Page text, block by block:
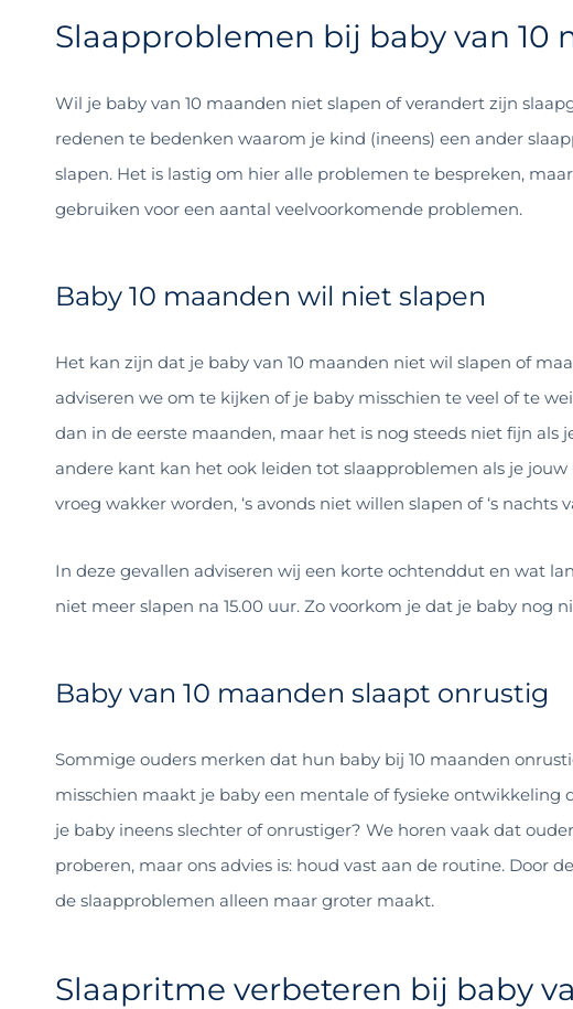
Slaapproblemen bij baby van 10
Wil je baby van 10 maanden niet slapen of verandert zijn
redenen te bedenken waarom je kind (ineens) een ander
slapen. Het is lastig om hier alle problemen te bespreken,
gebruiken voor een aantal veelvoorkomende problemen.
Baby 10 maanden wil niet slapen
Het kan zijn dat je baby van 10 maanden niet wil slapen of
adviseren we om te kijken of je baby misschien te veel of te
dan in de eerste maanden, maar het is nog steeds niet fijn als
andere kant kan het ook leiden tot slaapproblemen als je
vroeg wakker worden, ‘s avonds niet willen slapen of ‘s nachts
In deze gevallen adviseren wij een korte ochtenddut en wat
niet meer slapen na 15.00 uur. Zo voorkom je dat je baby nog
Baby van 10 maanden slaapt onrustig
Sommige ouders merken dat hun baby bij 10 maanden
misschien maakt je baby een mentale of fysieke ontwikkeling
je baby ineens slechter of onrustiger? We horen vaak dat
proberen, maar ons advies is: houd vast aan de routine. Door
de slaapproblemen alleen maar groter maakt.
Slaapritme verbeteren bij baby